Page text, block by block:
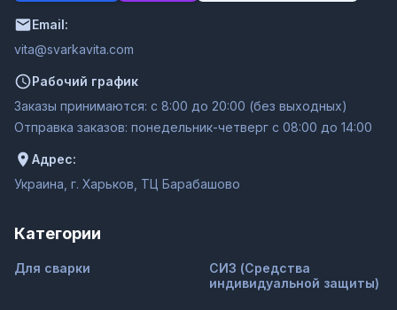
Email:
moc.ativakravs@ativ
Рабочий график
Заказы принимаются: с 8:00 до 20:00 (без выходных)
Отправка заказов: понедельник-четверг с 08:00 до 14:00
Адрес:
Украина, г. Харьков, ТЦ Барабашово
Категории
Для сварки
СИЗ (Средства
индивидуальной защиты)